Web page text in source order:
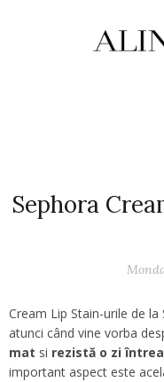
Sephora
Cream Lip Stain-urile de
atunci când vine vorba
mat si rezistă o zi
important aspect este